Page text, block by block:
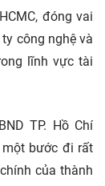
đóng vai
công nghệ và
lĩnh vực tài
TP. Hồ Chí
một bước đi rất
của thành